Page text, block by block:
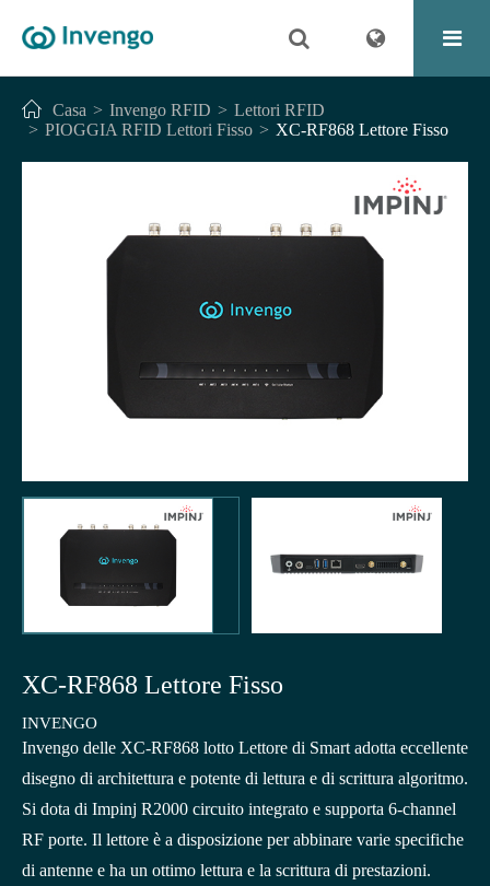
Casa Invengo RFID
Lettori RFID
PIOGGIA RFID Lettori Fisso
XC-RF868 Lettore Fisso
XC-RF868 Lettore Fisso
INVENGO
Invengo delle XC-RF868 lotto Lettore di Smart adotta eccellente
disegno di architettura e potente di lettura e di scrittura algoritmo.
Si dota di Impinj R2000 circuito integrato e supporta 6-channel
RF porte. Il lettore è a disposizione per abbinare varie specifiche
di antenne e ha un ottimo lettura e la scrittura di prestazioni.